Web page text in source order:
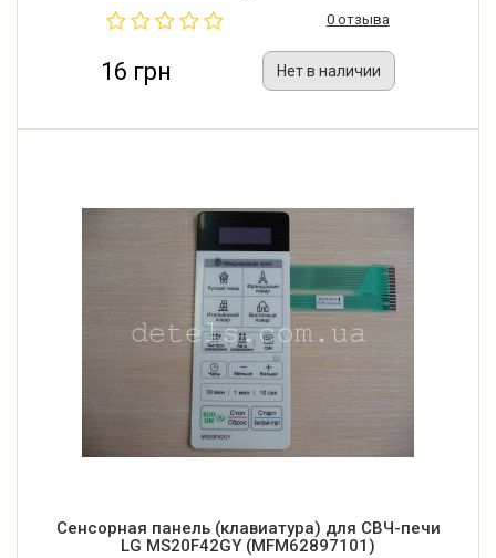
0 отзыва
16 грн Нет в наличии
Сенсорная панель (клавиатура) для СВЧ-печи
LG MS20F42GY (MFM62897101)